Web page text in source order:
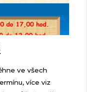
ve všech
více viz